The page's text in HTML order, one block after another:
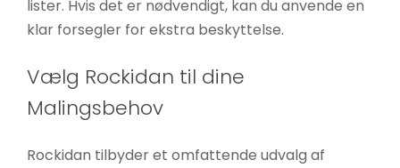
lister. Hvis det er nødvendigt, kan du anvende en
klar forsegler for ekstra beskyttelse.
Vælg Rockidan til dine
Malingsbehov
Rockidan tilbyder et omfattende udvalg af